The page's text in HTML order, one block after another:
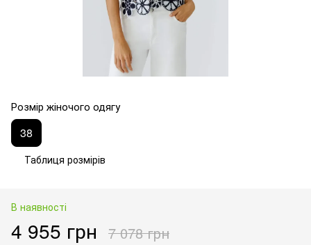
Розмір жіночого одягу
38
Таблиця розмірів
В наявності
4 955 грн 7 078 грн